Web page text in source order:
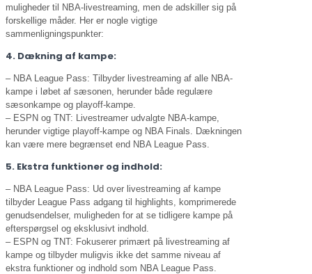
muligheder til NBA-livestreaming, men de adskiller sig på
forskellige måder. Her er nogle vigtige
sammenligningspunkter:
4. Dækning af kampe:
– NBA League Pass: Tilbyder livestreaming af alle NBA-
kampe i løbet af sæsonen, herunder både regulære
sæsonkampe og playoff-kampe.
– ESPN og TNT: Livestreamer udvalgte NBA-kampe,
herunder vigtige playoff-kampe og NBA Finals. Dækningen
kan være mere begrænset end NBA League Pass.
5. Ekstra funktioner og indhold:
– NBA League Pass: Ud over livestreaming af kampe
tilbyder League Pass adgang til highlights, komprimerede
genudsendelser, muligheden for at se tidligere kampe på
efterspørgsel og eksklusivt indhold.
– ESPN og TNT: Fokuserer primært på livestreaming af
kampe og tilbyder muligvis ikke det samme niveau af
ekstra funktioner og indhold som NBA League Pass.